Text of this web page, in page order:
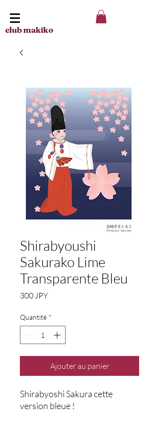
club makiko
Shirabyoushi
Sakurako Lime
Transparente Bleu
300 JPYPrix
Quantité *
Ajouter au panier
Shirabyoshi Sakura cette
version bleue !